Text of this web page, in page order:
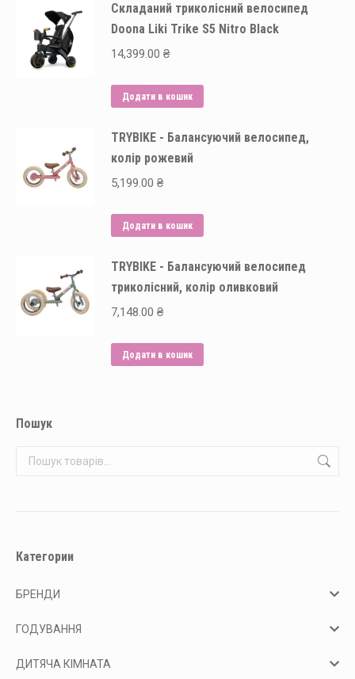
Складаний триколісний велосипед
Doona Liki Trike S5 Nitro Black
14,399.00 ₴
Додати в кошик
TRYBIKE - Балансуючий велосипед,
колір рожевий
5,199.00 ₴
Додати в кошик
TRYBIKE - Балансуючий велосипед
триколісний, колір оливковий
7,148.00 ₴
Додати в кошик
Пошук
Категории
БРЕНДИ
ГОДУВАННЯ
ДИТЯЧА КІМНАТА